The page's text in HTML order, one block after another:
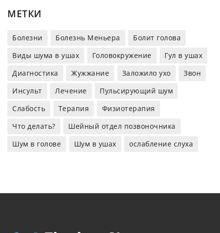
МЕТКИ
Болезни Болезнь Меньера
Болит голова
Виды шума в ушах
Головокружение
Гул в ушах
Диагностика
Жужжание Заложило ухо
Звон
Инсульт
Лечение
Пульсирующий шум
Слабость
Терапия
Физиотерапия
Что делать?
Шейный отдел позвоночника
Шум в голове
Шум в ушах ослабление слуха